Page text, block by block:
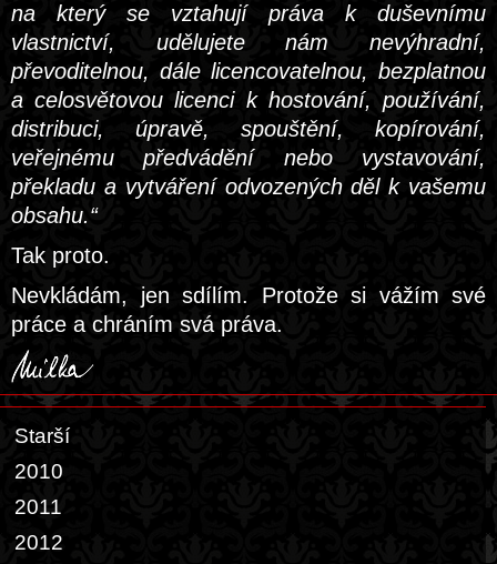
na který se vztahují práva k duševnímu
vlastnictví, udělujete nám nevýhradní,
převoditelnou, dále licencovatelnou, bezplatnou
a celosvětovou licenci k hostování, používání,
distribuci, úpravě, spouštění, kopírování,
veřejnému předvádění nebo vystavování,
překladu a vytváření odvozených děl k vašemu
obsahu.“
Tak proto.
Nevkládám, jen sdílím. Protože si vážím své
práce a chráním svá práva.
Starší
2010
2011
2012